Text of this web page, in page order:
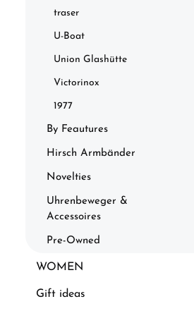
traser
U-Boat
Union Glashütte
Victorinox
1977
By Feautures
Hirsch Armbänder
Novelties
Uhrenbeweger &
Accessoires
Pre-Owned
WOMEN
Gift ideas